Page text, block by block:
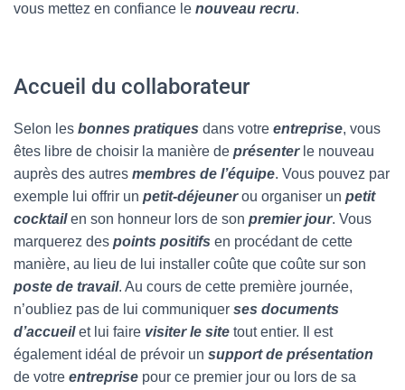
vous mettez en confiance le nouveau recru.
Accueil du collaborateur
Selon les bonnes pratiques dans votre entreprise, vous
êtes libre de choisir la manière de présenter le nouveau
auprès des autres membres de l’équipe. Vous pouvez par
exemple lui offrir un petit-déjeunerou organiser un petit
cocktailen son honneur lors de son premier jour. Vous
marquerez des points positifs en procédant de cette
manière, au lieu de lui installer coûte que coûte sur son
poste de travail. Au cours de cette première journée,
n’oubliez pas de lui communiquer ses documents
d’accueilet lui faire visiter le site tout entier. Il est
également idéal de prévoir un support de présentation
de votre entreprise pour ce premier jour ou lors de sa